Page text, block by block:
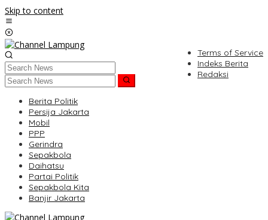
Skip to content
Terms of Service
Indeks Berita
Redaksi
Berita Politik
Persija Jakarta
Mobil
PPP
Gerindra
Sepakbola
Daihatsu
Partai Politik
Sepakbola Kita
Banjir Jakarta